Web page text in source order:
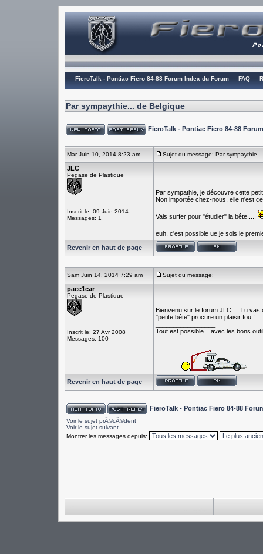
FieroTalk - Pontiac Fiero 84-88 Forum Index du Forum FAQ
Par sympaythie... de Belgique
FieroTalk - Pontiac Fiero 84-88
Mar Juin 10, 2014 8:23 am Sujet du message: Par
JLC
Pegase de Plastique
Inscrit le: 09 Juin 2014
Messages: 1
Par sympathie, je découvre cette
Non importée chez-nous, elle n'est
Vais surfer pour "étudier" la bête.....
euh, c'est possible ue je sois le
Revenir en haut de page
Sam Juin 14, 2014 7:29 am Sujet du message:
pace1car
Pegase de Plastique
Inscrit le: 27 Avr 2008
Messages: 100
Bienvenu sur le forum JLC.... Tu vas
"petite bête" procure un plaisir fou !
Tout est possible... avec les bons
Revenir en haut de page
FieroTalk - Pontiac Fiero 84-88
Voir le sujet prÃ©cÃ©dent
Voir le sujet suivant
Montrer les messages depuis: